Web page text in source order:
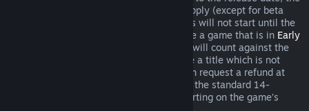
two-hour playtime limit for refunds will apply (except for beta
testing), but the 14-day period for refunds will not start until the
release date. For example, if you purchase a game that is in Early
, any playtime will count against the
two-hour refund limit. If you pre-purchase a title which is not
playable prior to the release date, you can request a refund at
any time prior to release of that title, and the standard 14-
day/two-hour refund period will apply starting on the game’s